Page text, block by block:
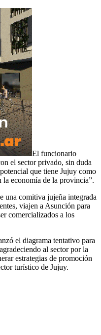
El funcionario
el sector privado, sin duda
que tiene Jujuy como
la economía de la provincia”.
una comitiva jujeña integrada
viajen a Asunción para
comercializados a los
el diagrama tentativo para
al sector por la
estrategias de promoción
turístico de Jujuy.